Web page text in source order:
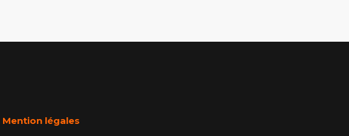
Mention légales